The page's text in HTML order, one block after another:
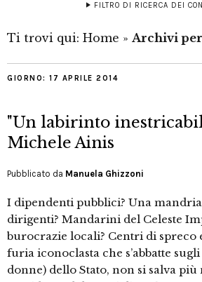
FILTRO DI RICERCA DEI
Ti trovi qui: Home » Archivi per
GIORNO: 17 APRILE 2014
"Un labirinto
Michele Ainis
Pubblicato da Manuela Ghizzoni
I dipendenti pubblici? Una
dirigenti? Mandarini del Celeste
burocrazie locali? Centri di spreco
furia iconoclasta che s’abbatte
donne) dello Stato, non si salva più